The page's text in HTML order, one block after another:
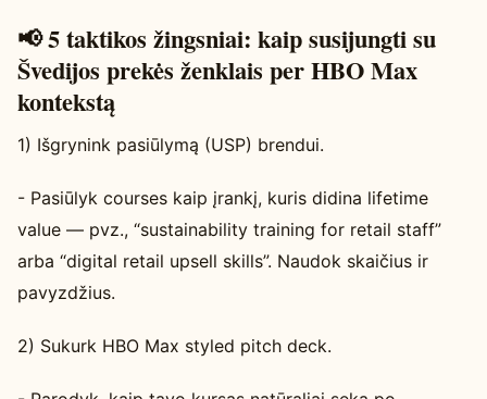
📢 5 taktikos žingsniai: kaip susijungti su
Švedijos prekės ženklais per HBO Max
kontekstą
1) Išgrynink pasiūlymą (USP) brendui.
- Pasiūlyk courses kaip įrankį, kuris didina lifetime
value — pvz., “sustainability training for retail staff”
arba “digital retail upsell skills”. Naudok skaičius ir
pavyzdžius.
2) Sukurk HBO Max styled pitch deck.